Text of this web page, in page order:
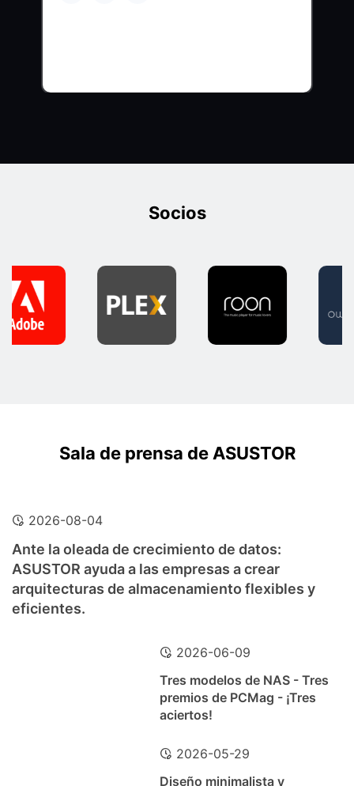
Socios
Sala de prensa de ASUSTOR
2026-08-04
Ante la oleada de crecimiento de datos:
ASUSTOR ayuda a las empresas a crear
arquitecturas de almacenamiento flexibles y
eficientes.
2026-06-09
Tres modelos de NAS - Tres
premios de PCMag - ¡Tres
aciertos!
2026-05-29
Diseño minimalista y